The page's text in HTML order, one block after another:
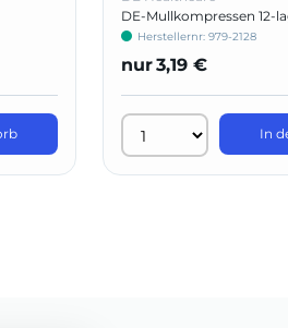
DE-Mullkompressen 12-
Herstellernr: 979-2128
nur3,19 €
In